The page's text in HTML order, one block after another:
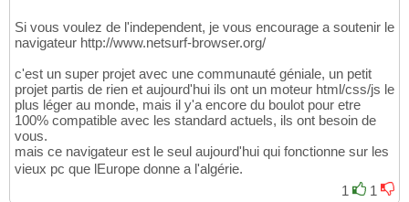
Si vous voulez de l'independent, je vous encourage a soutenir le
navigateur http://www.netsurf-browser.org/
c'est un super projet avec une communauté géniale, un petit
projet partis de rien et aujourd'hui ils ont un moteur html/css/js le
plus léger au monde, mais il y'a encore du boulot pour etre
100% compatible avec les standard actuels, ils ont besoin de
vous.
mais ce navigateur est le seul aujourd'hui qui fonctionne sur les
vieux pc que lEurope donne a l'algérie.
1
1